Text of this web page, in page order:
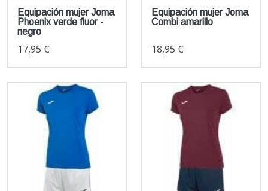
Equipación mujer Joma
Phoenix verde fluor -
negro
17,95 €
Equipación mujer Joma
Combi amarillo
18,95 €